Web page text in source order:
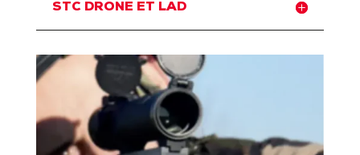
STC DRONE ET LAD